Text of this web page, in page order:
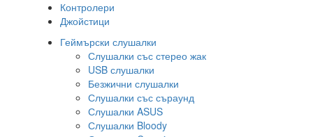
Контролери
Джойстици
Геймърски слушалки
Слушалки със стерео жак
USB слушалки
Безжични слушалки
Слушалки със съраунд
Слушалки ASUS
Слушалки Bloody